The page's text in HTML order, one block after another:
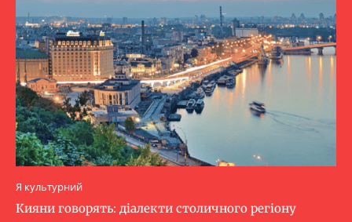
Я культурний
Кияни говорять: діалекти столичного регіону